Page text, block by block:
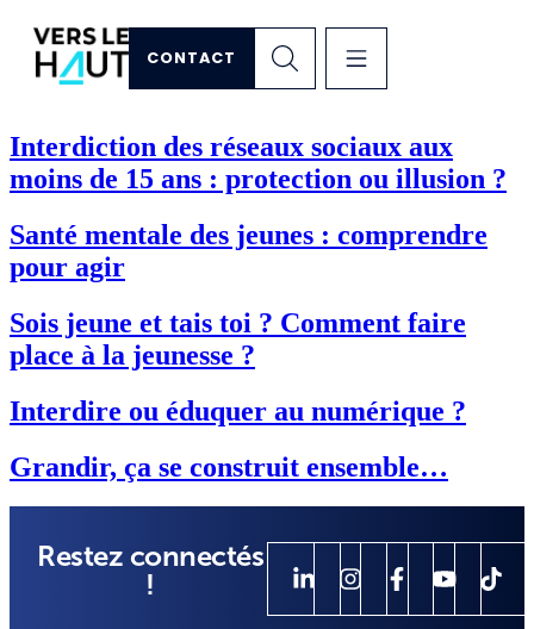
CONTACT
Interdiction des réseaux sociaux aux
moins de 15 ans : protection ou illusion ?
Santé mentale des jeunes : comprendre
pour agir
Sois jeune et tais toi ? Comment faire
place à la jeunesse ?
Interdire ou éduquer au numérique ?
Grandir, ça se construit ensemble…
Restez connectés
!